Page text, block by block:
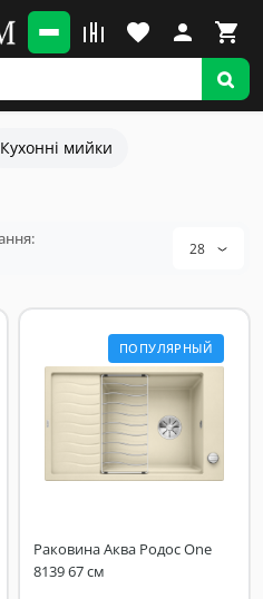
Кухонні мийки
28
ПОПУЛЯРНЫЙ
Раковина Аква Родос One
8139 67 см